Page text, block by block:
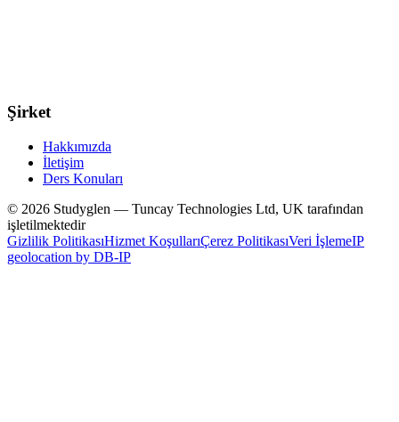
Şirket
Hakkımızda
İletişim
Ders Konuları
© 2026 Studyglen — Tuncay Technologies Ltd, UK tarafından
işletilmektedir
Gizlilik PolitikasıHizmet KoşullarıÇerez PolitikasıVeri İşlemeIP
geolocation by DB-IP